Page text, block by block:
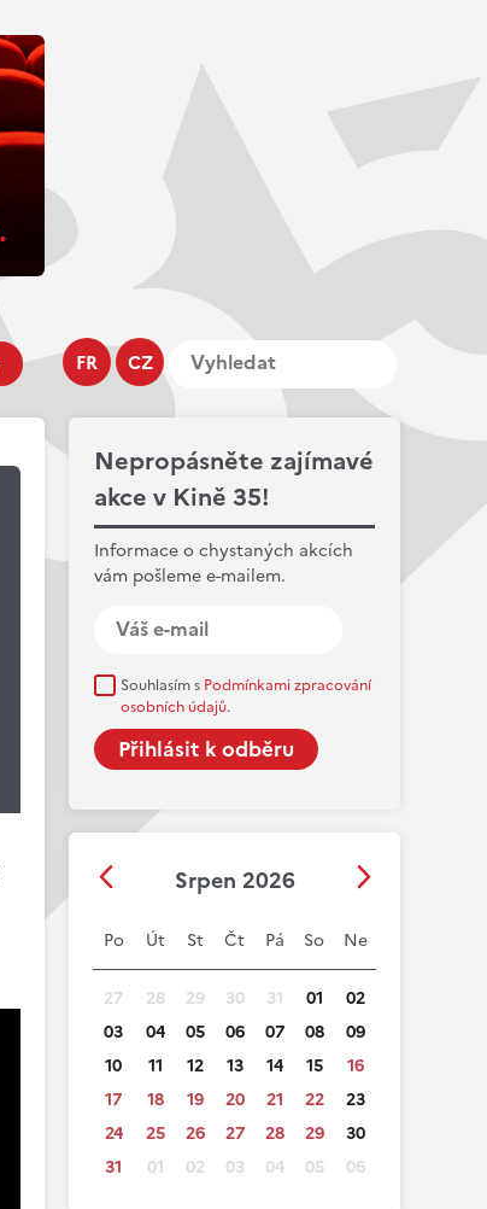
FR CZ
Nepropásněte zajímavé
akce v Kině 35!
Informace o chystaných akcích
vám pošleme e-mailem.
Souhlasím s Podmínkami zpracování
osobních údajů.
Srpen 2026
Po Út St Čt Pá So Ne
27 28 29 30 31 01
02
03
04 05 06 07 08
09
10
11 12 13 14 15
16
17
18 19 20 21 22
23
24
25 26 27 28 29
30
31
01 02 03 04 05 06